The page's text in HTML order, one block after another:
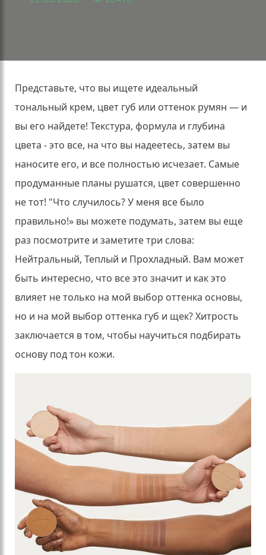
Представьте, что вы ищете идеальный
тональный крем, цвет губ или оттенок румян — и
вы его найдете! Текстура, формула и глубина
цвета - это все, на что вы надеетесь, затем вы
наносите его, и все полностью исчезает. Самые
продуманные планы рушатся, цвет совершенно
не тот! "Что случилось?У меня все было
правильно!» вы можете подумать, затем вы еще
раз посмотрите и заметите три слова:
Нейтральный, Теплый и Прохладный. Вам может
быть интересно, что все это значит и как это
влияет не только на мой выбор оттенка основы,
но и на мой выбор оттенка губ и щек?Хитрость
заключается в том, чтобы научиться подбирать
основу под тон кожи.